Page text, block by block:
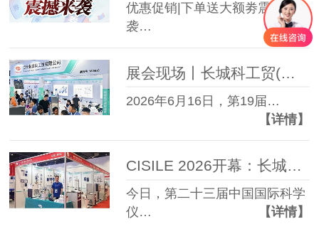
优惠促销|下单送大额劵震撼来
袭…
【详情】
展会现场丨长城科工贸(W15B15)亮相第19届世界制药机械、包装设备与材料中国展
2026年6月16日，第19届…
【详情】
CISILE 2026开幕：长城科工贸携全系列品质实验室设备重磅参展
今日，第二十三届中国国际科学
仪…
【详情】